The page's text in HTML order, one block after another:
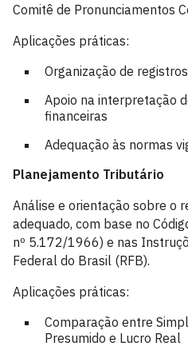
Comitê de Pronunciamentos
Aplicações práticas:
Organização de
Apoio na interpretação
financeiras
Adequação às normas
Planejamento Tributário
Análise e orientação sobre o
adequado, com base no
nº 5.172/1966) e nas
Federal do Brasil (RFB).
Aplicações práticas:
Comparação entre
Presumido e Lucro Real